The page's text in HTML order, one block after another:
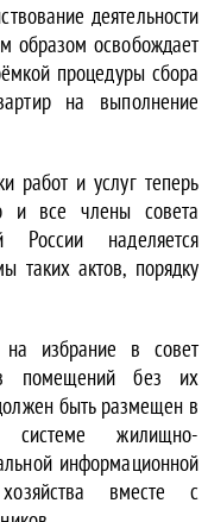
деятельности
образом освобождает
процедуры сбора
на выполнение
работ и услуг теперь
и все члены совета
России наделяется
таких актов, порядку
избрание в совет
помещений без их
быть размещен в
системе жилищно-
информационной
вместе с